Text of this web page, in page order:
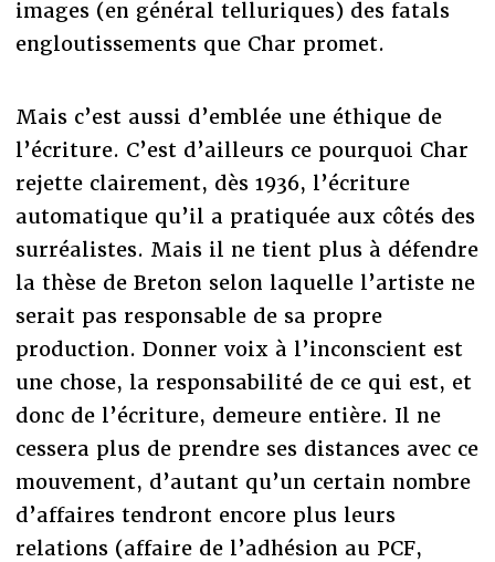
images (en général telluriques) des fatals
engloutissements que Char promet.
Mais c’est aussi d’emblée une éthique de
l’écriture. C’est d’ailleurs ce pourquoi Char
rejette clairement, dès 1936, l’écriture
automatique qu’il a pratiquée aux côtés des
surréalistes. Mais il ne tient plus à défendre
la thèse de Breton selon laquelle l’artiste ne
serait pas responsable de sa propre
production. Donner voix à l’inconscient est
une chose, la responsabilité de ce qui est, et
donc de l’écriture, demeure entière. Il ne
cessera plus de prendre ses distances avec ce
mouvement, d’autant qu’un certain nombre
d’affaires tendront encore plus leurs
relations (affaire de l’adhésion au PCF,